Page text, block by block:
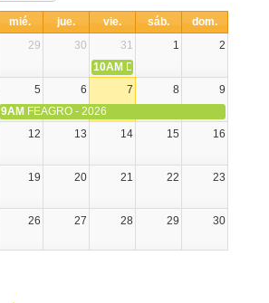
mié. jue. vie. sáb.
dom.
29 30 31 1
2
10AM DIA NACIONAL DE LA
5 6 7 8
9
9AM FEAGRO - 2026
12 13 14 15 16
19 20 21 22 23
26 27 28 29 30